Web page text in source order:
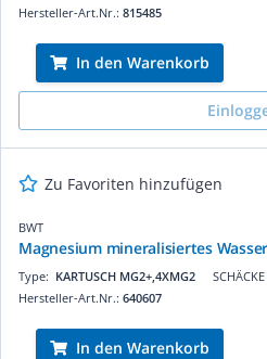
Hersteller-Art.Nr.: 815485
In den Warenkorb
Zu Favoriten hinzufügen
BWT
Magnesium mineralisiertes
Type: KARTUSCH MG2+,4XMG2
Hersteller-Art.Nr.: 640607
In den Warenkorb